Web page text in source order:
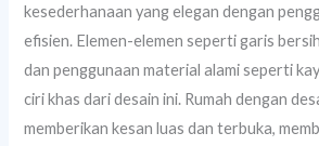
kesederhanaan yang elegan dengan
efisien. Elemen-elemen seperti garis
dan penggunaan material alami seperti
ciri khas dari desain ini. Rumah dengan
memberikan kesan luas dan terbuka,